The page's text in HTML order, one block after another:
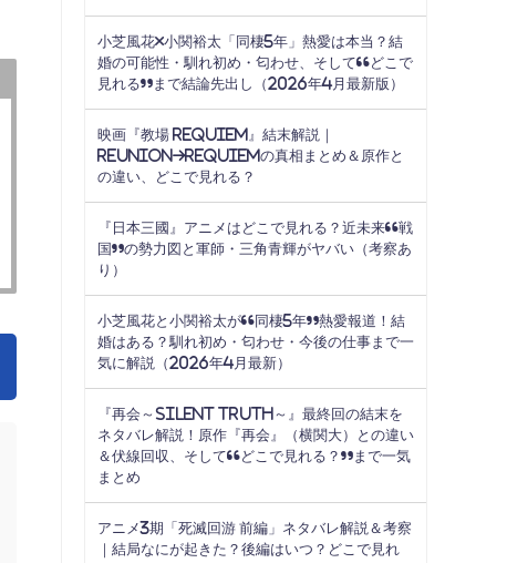
小芝風花×小関裕太「同棲5年」熱愛は本当？結
婚の可能性・馴れ初め・匂わせ、そして“どこで
見れる”まで結論先出し（2026年4月最新版）
映画『教場 Requiem』結末解説｜
Reunion→Requiemの真相まとめ＆原作と
の違い、どこで見れる？
『日本三國』アニメはどこで見れる？近未来“戦
国”の勢力図と軍師・三角青輝がヤバい（考察あ
り）
小芝風花と小関裕太が“同棲5年”熱愛報道！結
婚はある？馴れ初め・匂わせ・今後の仕事まで一
気に解説（2026年4月最新）
『再会～Silent Truth～』最終回の結末を
ネタバレ解説！原作『再会』（横関大）との違い
＆伏線回収、そして“どこで見れる？”まで一気
まとめ
アニメ3期「死滅回游 前編」ネタバレ解説＆考察
｜結局なにが起きた？後編はいつ？どこで見れ